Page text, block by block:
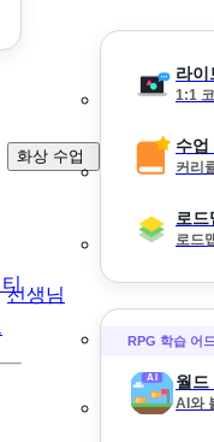
화상 수업
라이
1:1
수업
커리
로드
로드
선생님
RPG 학습 어
월드
AI와